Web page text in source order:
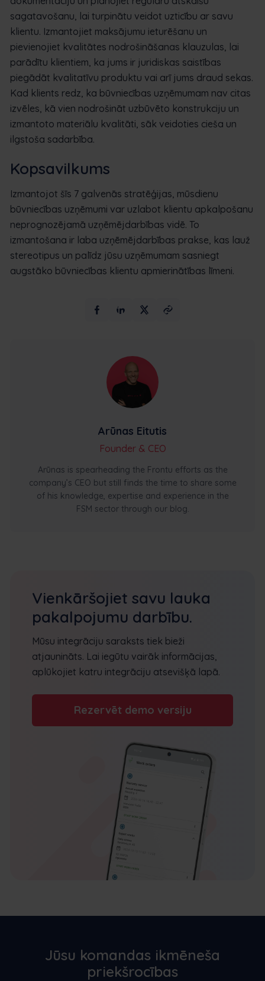
sagatavošanu, lai turpinātu veidot uzticību ar savu
klientu. Izmantojiet maksājumu ieturēšanu un
pievienojiet kvalitātes nodrošināšanas klauzulas, lai
parādītu klientiem, ka jums ir juridiskas saistības
piegādāt kvalitatīvu produktu vai arī jums draud sekas.
Kad klients redz, ka būvniecības uzņēmumam nav citas
izvēles, kā vien nodrošināt uzbūvēto konstrukciju un
izmantoto materiālu kvalitāti, sāk veidoties cieša un
ilgstoša sadarbība.
Kopsavilkums
Izmantojot šīs 7 galvenās stratēģijas, mūsdienu
būvniecības uzņēmumi var uzlabot klientu apkalpošanu
neprognozējamā uzņēmējdarbības vidē. To
izmantošana ir laba uzņēmējdarbības prakse, kas lauž
stereotipus un palīdz jūsu uzņēmumam sasniegt
augstāko būvniecības klientu apmierinātības līmeni.
Arūnas Eitutis
Founder & CEO
Arūnas is spearheading the Frontu efforts as the
company’s CEO but still finds the time to share some
of his knowledge, expertise and experience in the
FSM sector through our blog.
Vienkāršojiet savu lauka
pakalpojumu darbību.
Mūsu integrāciju saraksts tiek bieži
atjaunināts. Lai iegūtu vairāk informācijas,
aplūkojiet katru integrāciju atsevišķā lapā.
Rezervēt demo versiju
Jūsu komandas ikmēneša
priekšrocības